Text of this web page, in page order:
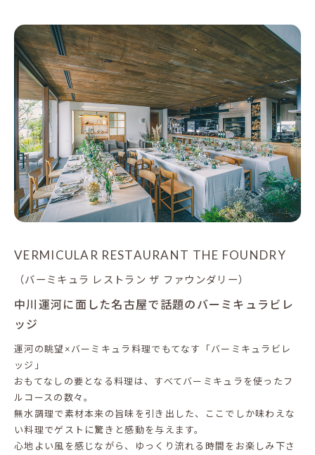
VERMICULAR RESTAURANT THE FOUNDRY
（バーミキュラ レストラン ザ ファウンダリー）
中川運河に面した名古屋で話題のバーミキュラビレ
ッジ
運河の眺望×バーミキュラ料理でもてなす「バーミキュラビレ
ッジ」
おもてなしの要となる料理は、すべてバーミキュラを使ったフ
ルコースの数々。
無水調理で素材本来の旨味を引き出した、ここでしか味わえな
い料理でゲストに驚きと感動を与えます。
心地よい風を感じながら、ゆっくり流れる時間をお楽しみ下さ